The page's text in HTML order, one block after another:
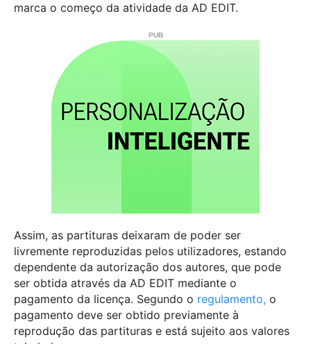
marca o começo da atividade da AD EDIT.
Assim, as partituras deixaram de poder ser
livremente reproduzidas pelos utilizadores, estando
dependente da autorização dos autores, que pode
ser obtida através da AD EDIT mediante o
pagamento da licença. Segundo o regulamento, o
pagamento deve ser obtido previamente à
reprodução das partituras e está sujeito aos valores